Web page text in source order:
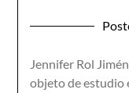
Jennifer Rol
objeto de estudio